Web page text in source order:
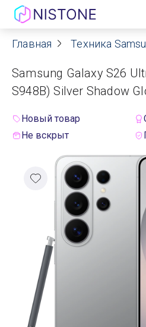
Акции
О нас
Договор оферты
Реквизиты
Контакты
Гарантия
Оплата
Главная Техника
Samsung Galaxy S26
S948B) Silver Shadow
Новый товар
Не вскрыт